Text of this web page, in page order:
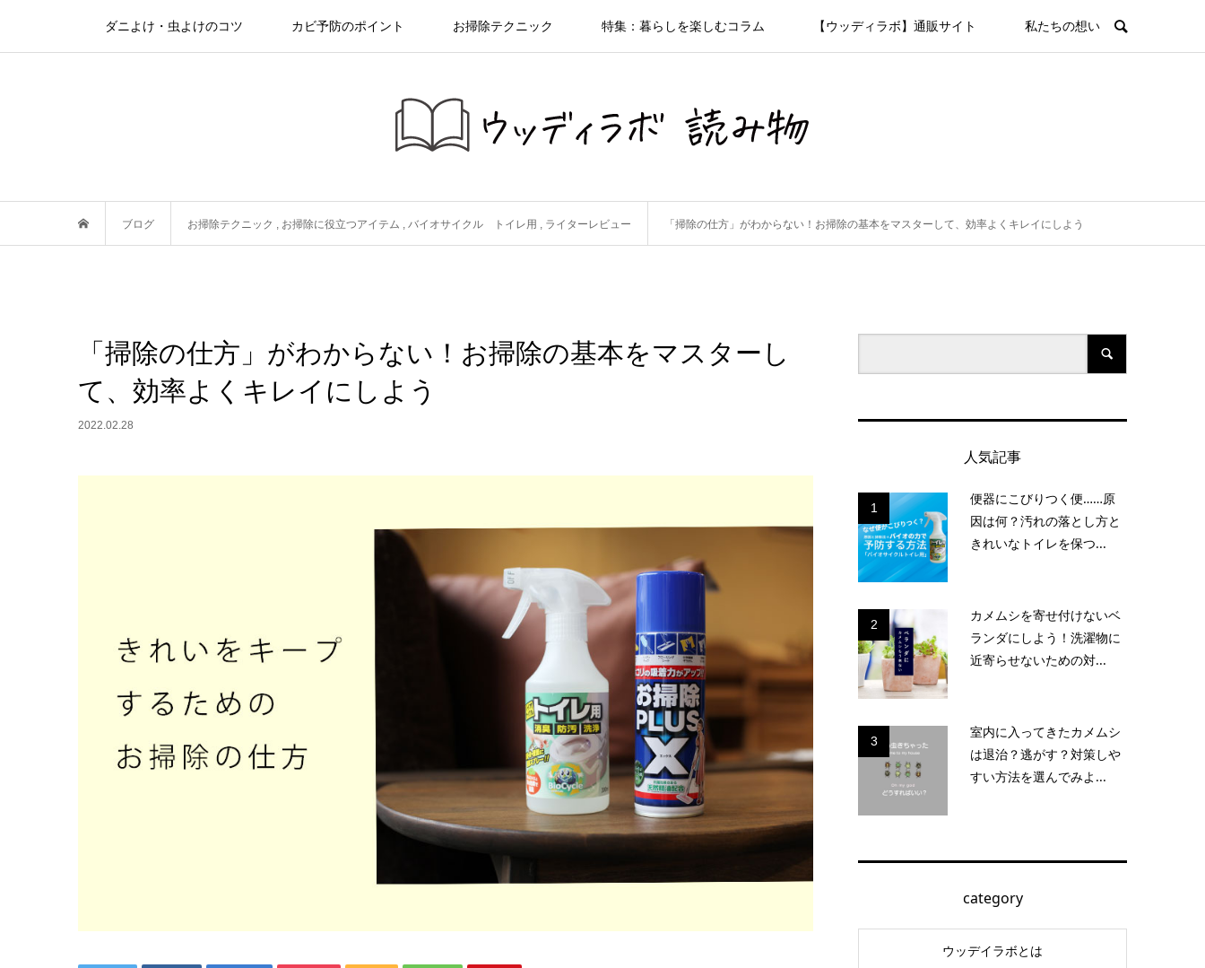
ダニよけ・虫よけのコツ カビ予防のポイント お掃除テクニック 特集：暮らしを楽しむコラム 【ウッディラボ】通販サイト 私たちの想い
ブログ お掃除テクニック , お掃除に役立つアイテム , バイオサイクル トイレ用 , ライターレビュー 「掃除の仕方」がわからない！お掃除の基本をマスターして、効率よくキレイにしよう
「掃除の仕方」がわからない！お掃除の基本をマスターし
て、効率よくキレイにしよう
2022.02.28
人気記事
1
便器にこびりつく便……原
因は何？汚れの落とし方と
きれいなトイレを保つ...
2
カメムシを寄せ付けないベ
ランダにしよう！洗濯物に
近寄らせないための対...
3
室内に入ってきたカメムシ
は退治？逃がす？対策しや
すい方法を選んでみよ...
category
ウッデイラボとは